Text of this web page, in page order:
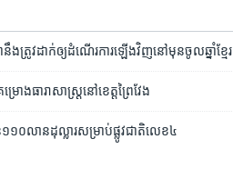
នឹង​ត្រូវ​ដាក់​ឲ្យ​ដំណើរ​ការ​ឡើងវិញ​នៅ​មុន​ចូល​ឆ្នាំ​ខ្មែរ
ោង​ធារាសាស្ត្រ​នៅ​ខេត្ត​ព្រៃវែង
០​លាន​ដុល្លារ​សម្រាប់​​ផ្លូវ​ជាតិ​លេខ៤